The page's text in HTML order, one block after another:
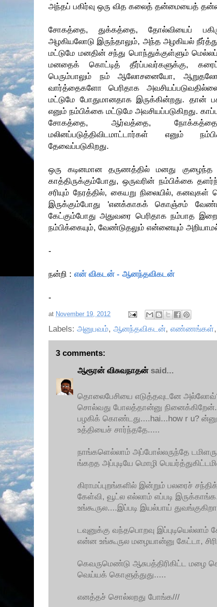
அந்தப் பகிர்வு ஒரு வித கலைத் தன்மையைத்
சோகத்தை, துக்கத்தை, தோல்வியைப்
அழகியலோடு இருந்தாலும், அந்த அழகியல்
மட்டுமே மனதின் சந்து பொந்துக்குள்ளும் மெல்லப்
மனதைக் கொட்டித் தீர்ப்பவர்களுக்கு,
பெரும்பாலும் நம் ஆலோசனையோ, ஆறுதலோ,
வார்த்தைகளோ பெரிதாக
மட்டுமே போதுமானதாக இருக்கின்றது. தான்
எனும் நம்பிக்கை மட்டுமே அவசியப்படுகிறது.
சோகத்தை, ஆர்வத்தை,
மலினப்படுத்திவிடமாட்டார்கள் எனும்
தேவைப்படுகிறது.
ஒரு கடினமான தருணத்தில் மனது
காத்திருக்கும்போது, ஒருவரின் நம்பிக்கை
சரியும் நேரத்தில், கையறு நிலையில்,
இருக்கும்போது 'எனக்காகக் கொஞ்சம்
கேட்கும்போது அதுவரை பெரிதாக நம்பாத
நம்பிக்கையும், வேண்டுதலும் என்னையும் அறியாமல்
-
நன்ற ி : என் விகடன் - ஆனந்தவகடன்
-
at November 19, 2012
Labels: அனுபவம், ஆனந்தவிகடன், எண்ணங்கள்
3 comments:
ஆரூரன் விசுவநாதன்said...
தொலைபேசியை எடுத்தவுடனே
சொல்வது போலத்தான்னு
பழகிக் கொண்டது....hai...how r u?
உத்தியைச் சார்ந்ததே.....
நாங்களெல்லாம் அப்போல்லருந்தே
ங்கறத அப்புடியே மொழி
கிராமப்புறங்களில் இன்றும் பலரைச்
கேள்வி, வூட்ல எல்லாம் எப்படி
உங்கூருல....இப்படி இயல்பாய்
டவுனுக்கு வந்தபொறவு இப்புடியெல்லாம்
என்ன உங்கூருல மழையான்னு கேட்டா,
கெவருமெண்டு ஆசுபத்திரிகிட்ட மழை
வெய்யக் கொளுத்துது.....
எனத்தச் சொல்லறது போங்க///